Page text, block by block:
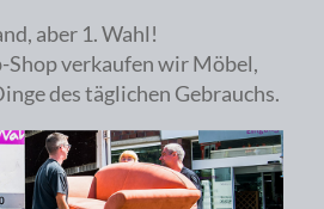
aber 1. Wahl!
Shop verkaufen wir Möbel,
des täglichen Gebrauchs.